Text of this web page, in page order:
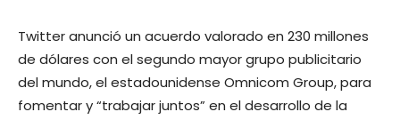
Twitter anunció un acuerdo valorado en 230 millones
de dólares con el segundo mayor grupo publicitario
del mundo, el estadounidense Omnicom Group, para
fomentar y “trabajar juntos” en el desarrollo de la